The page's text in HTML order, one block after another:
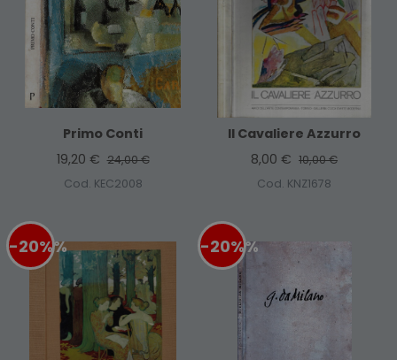
Primo Conti
19,20 € 24,00 €
Cod. KEC2008
Il Cavaliere Azzurro
8,00 € 10,00 €
Cod. KNZ1678
-20%% -20%%